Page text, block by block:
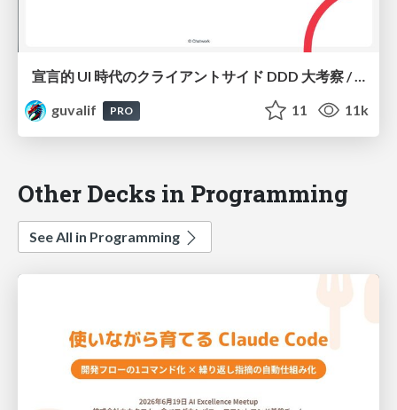
宣言的 UI 時代のクライアントサイド DDD 大考察 / Client-side DDD in the Age of Declarative UI
guvalif
PRO 11 11k
Other Decks in Programming
See All in Programming